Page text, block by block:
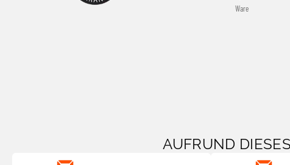
Ware
AUFRUND